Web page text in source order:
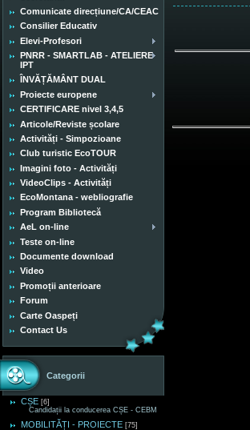
Comunicate direcțiune/CA/CEAC
Consilier Educativ
Elevi-Profesori
PNRR - SMARTLAB - ATELIERE
IPT
ÎNVĂȚĂMÂNT DUAL
Proiecte europene
CERTIFICARE nivel 3,4,5
Articole/Reviste școlare
Activități - Simpozioane
Club turistic EcoTOUR
Imagini foto - Activități
VideoClips - Activități
EcoMontana - webliografie
Program Bibliotecă
AeL on-line
Teste on-line
Documente download
Video
Promoții anterioare
Forum
Carte Oaspeți
Contact Us
Categorii
CȘE [6]
Candidații la conducerea CȘE - CEBM
MOBILITĂȚI - PROIECTE [75]